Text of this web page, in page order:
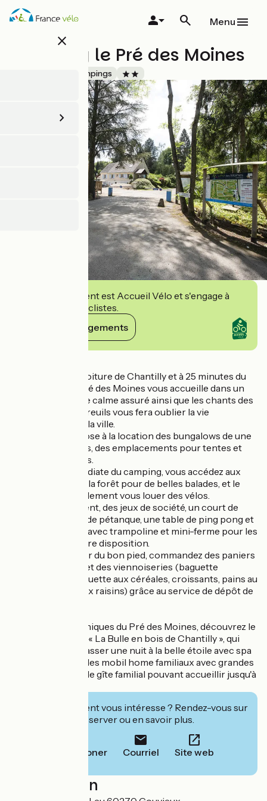
Aller
au
close
Menu
Camping le Pré des Moines
Campings
Cet établissement est Accueil Vélo et s'engage à
accueillir des cyclistes.
Voir ses engagements
À 10 minutes en voiture de Chantilly et à 25 minutes du
Parc Astérix, le Pré des Moines vous accueille dans un
parc verdoyant. Le calme assuré ainsi que les chants des
oiseaux et les écureuils vous fera oublier la vie
mouvementée de la ville.
La camping propose à la location des bungalows de une
à quatre chambres, des emplacements pour tentes et
pour camping cars.
À proximité immédiate du camping, vous accédez aux
rives de l’Oise et à la forêt pour de belles balades, et le
camping peut également vous louer des vélos.
Sur place également, des jeux de société, un court de
tennis, un terrain de pétanque, une table de ping pong et
un terrain de jeux avec trampoline et mini-ferme pour les
enfants sont à votre disposition.
Pour vous réveiller du bon pied, commandez des paniers
petits-déjeuners et des viennoiseries (baguette
traditionnelle, baguette aux céréales, croissants, pains au
chocolat, pains aux raisins) grâce au service de dépôt de
Parmi les offres uniques du Pré des Moines, découvrez le
logement insolite « La Bulle en bois de Chantilly », qui
vous permet de passer une nuit à la belle étoile avec spa
et sauna privatifs, les mobil home familiaux avec grandes
terrasse et spa et le gîte familial pouvant accueillir jusqu'à
Cet établissement vous intéresse ? Rendez-vous sur
leur site pour réserver ou en savoir plus.
Téléphoner Courriel Site web
Localisation